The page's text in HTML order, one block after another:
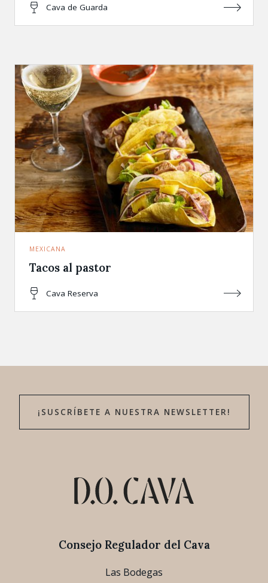
Cava de Guarda
MEXICANA
Tacos al pastor
Cava Reserva
¡SUSCRÍBETE A NUESTRA NEWSLETTER!
Consejo Regulador del Cava
Las Bodegas